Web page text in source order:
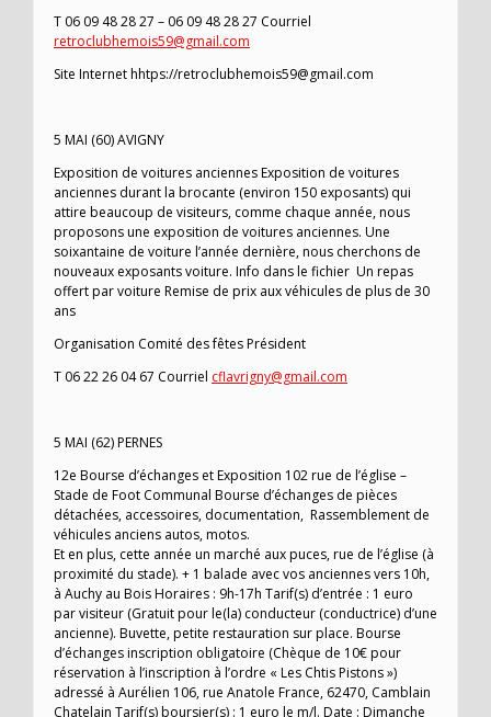
T 06 09 48 28 27 – 06 09 48 28 27 Courriel
retroclubhemois59@gmail.com
Site Internet hhtps://retroclubhemois59@gmail.com
5 MAI (60) AVIGNY
Exposition de voitures anciennes Exposition de voitures
anciennes durant la brocante (environ 150 exposants) qui
attire beaucoup de visiteurs, comme chaque année, nous
proposons une exposition de voitures anciennes. Une
soixantaine de voiture l’année dernière, nous cherchons de
nouveaux exposants voiture. Info dans le fichier Un repas
offert par voiture Remise de prix aux véhicules de plus de 30
ans
Organisation Comité des fêtes Président
T 06 22 26 04 67 Courriel cflavrigny@gmail.com
5 MAI (62) PERNES
12e Bourse d’échanges et Exposition 102 rue de l’église –
Stade de Foot Communal Bourse d’échanges de pièces
détachées, accessoires, documentation, Rassemblement de
véhicules anciens autos, motos.
Et en plus, cette année un marché aux puces, rue de l’église (à
proximité du stade). + 1 balade avec vos anciennes vers 10h,
à Auchy au Bois Horaires : 9h-17h Tarif(s) d’entrée : 1 euro
par visiteur (Gratuit pour le(la) conducteur (conductrice) d’une
ancienne). Buvette, petite restauration sur place. Bourse
d’échanges inscription obligatoire (Chèque de 10€ pour
réservation à l’inscription à l’ordre « Les Chtis Pistons »)
adressé à Aurélien 106, rue Anatole France, 62470, Camblain
Chatelain Tarif(s) boursier(s) : 1 euro le m/l. Date : Dimanche